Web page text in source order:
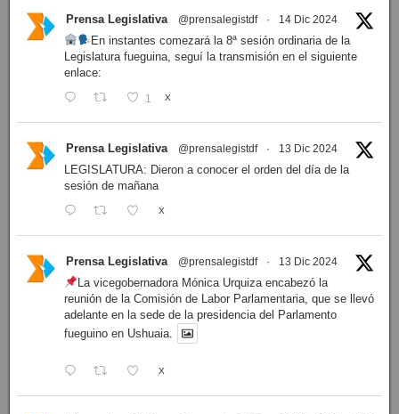
Prensa Legislativa @prensalegistdf · 14 Dic 2024
En instantes comezará la 8ª sesión ordinaria de la
Legislatura fueguina, seguí la transmisión en el siguiente
enlace:
1 X
Prensa Legislativa @prensalegistdf · 13 Dic 2024
LEGISLATURA: Dieron a conocer el orden del día de la
sesión de mañana
X
Prensa Legislativa @prensalegistdf · 13 Dic 2024
La vicegobernadora Mónica Urquiza encabezó la
reunión de la Comisión de Labor Parlamentaria, que se llevó
adelante en la sede de la presidencia del Parlamento
fueguino en Ushuaia.
X